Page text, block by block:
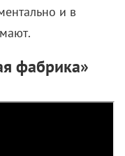
и в
фабрика»